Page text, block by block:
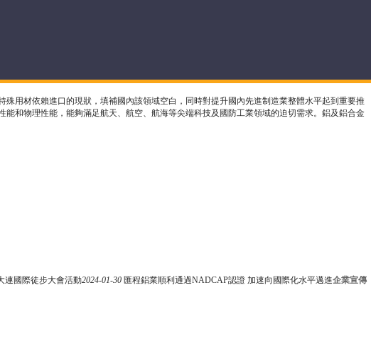
用材依賴進口的現狀，填補國內該領域空白，同時對提升國內先進制造業整體水平起到重要推
和物理性能，能夠滿足航天、航空、航海等尖端科技及國防工業領域的迫切需求。鋁及鋁合金
連國際徒步大會活動2024-01-30 匯程鋁業順利通過NADCAP認證 加速向國際化水平邁進企業宣傳